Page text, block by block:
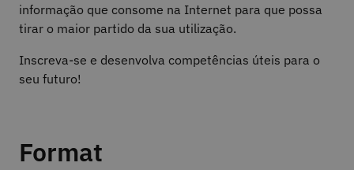
informação que consome na Internet para que possa
tirar o maior partido da sua utilização.
Inscreva-se e desenvolva competências úteis para o
seu futuro!
Format